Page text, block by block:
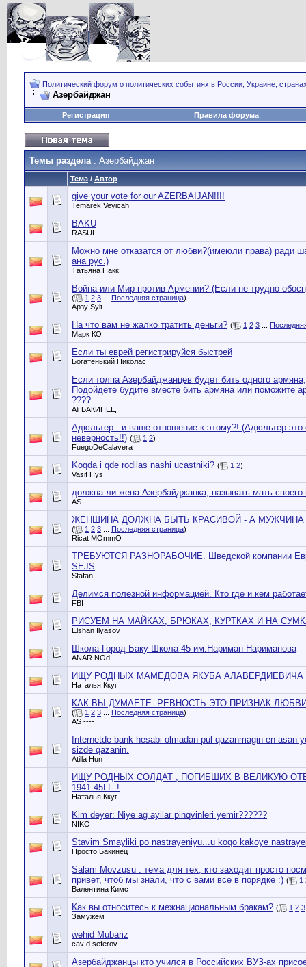
Политический форум о политических событиях в России, Украине,
Азербайджан
Регистрация Правила форума
Темы раздела: Азербайджан
Тема / Автор
give your vote for our AZERBAIJAN!!!!
Temarek Veyicah
BAKU
RASUL
Можно мне отказатся от любви?(имеюли права) ради
ана рус.)
Татьяна Пакк
Война или Мир против Армении? (Если не трудно
( 1 2 3 Последняя страница)
Арзу Sylt
На что вам не жалко тратить деньги? ( 1 2 3
Марк КО
Если ты еврей регистрируйся быстрей
Богатенький Николас
Если толпа Азербайджанцев будет бить одного
Подойдёте будите вместе бить армяна или поможите
????
Ali БАКИНЕЦ
Адюльтер...и ваше отношение к этому?! (Адюльтер это
неверность!!) ( 1 2)
FuegoDeCalavera
Koqda i qde rodilas nashi ucastniki? ( 1 2)
Vasif Hys
должна ли жена Азербайджанка, называть мать
AS ----
ЖЕНШИНА ДОЛЖНА БЫТЬ КРАСИВОЙ - А МУЖЧИНА
( 1 2 3 Последняя страница)
Ricat MОmmО
ТРЕБУЮТСЯ РАЗНОРАБОЧИЕ. Шведской компании
SEJS
Stafan
Делимся полезной информацией. Кто где и кем
FBI
РИСУЕМ НА МАЙКАХ, БРЮКАХ, КУРТКАХ И НА
Elshan Ilyasov
Школа Город Баку Школа 45 им.Нариман Нариманова
ANAR NОd
ИЩУ РОДНЫХ МАМЕДОВА ЯКУБА АЛАВЕРДИЕВИЧА ,
Наталья Ккуг
КАК ВЫ ДУМАЕТЕ. РЕВНОСТЬ-ЭТО ПРИЗНАК
( 1 2 3 Последняя страница)
AS ----
Internetde bank hesabi olmadan pul qazanmagin en asan
sizde qazanin.
Atilla Hun
ИЩУ РОДНЫХ СОЛДАТ , ПОГИБШИХ В ВЕЛИКУЮ
1941-45ГГ. !
Наталья Ккуг
Kim deyer: Niye ag ayilar pinqvinleri yemir??????
NIKO
Stavim Smayliki po nastrayeniyu...u koqo kakoye
Просто Бакинец
Salam Movzusu : тема для тех, кто заходит просто
привет, чтоб мы знали, что с вами все в порядке :) ( 1
Валентина Кимс
Как вы относитесь к межнациональным бракам? ( 1 2 3
Замужем
wehid Mubariz
cav d seferov
Азербайджанцы кто учился в Российских ВУЗ-ах